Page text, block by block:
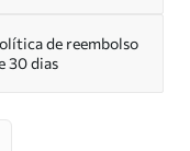
de reembolso
30 dias